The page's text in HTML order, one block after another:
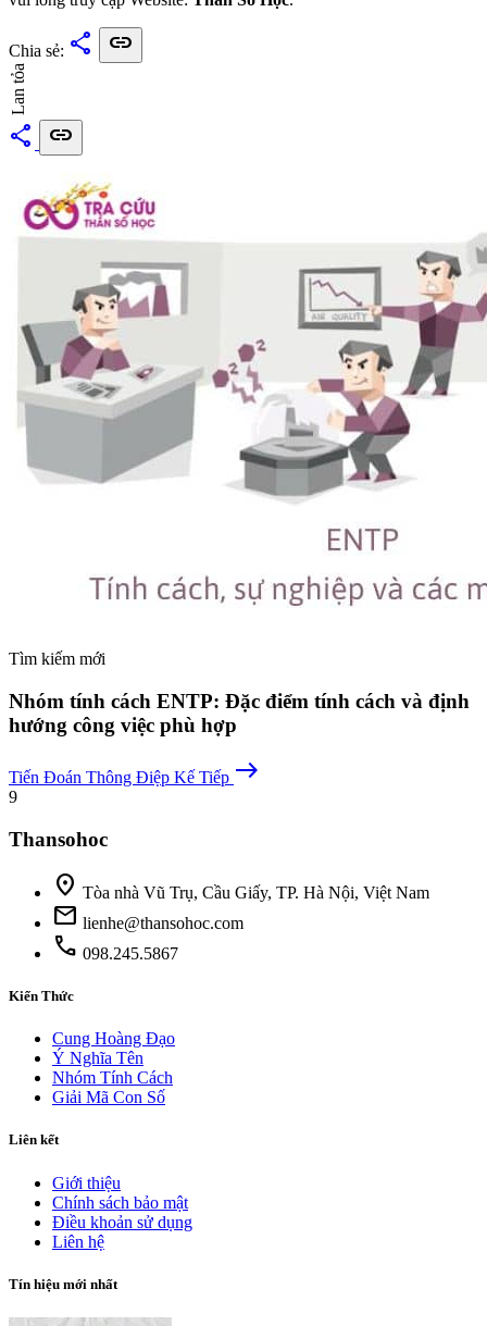
Chia sẻ: share link
Lan tỏa
share link
Tìm kiếm mới
Nhóm tính cách ENTP: Đặc điểm tính cách và định
hướng công việc phù hợp
Tiến Đoán Thông Điệp Kế Tiếp east
9
Thansohoc
location_on Tòa nhà Vũ Trụ, Cầu Giấy, TP. Hà Nội, Việt Nam
mail lienhe@thansohoc.com
phone 098.245.5867
Kiến Thức
Cung Hoàng Đạo
Ý Nghĩa Tên
Nhóm Tính Cách
Giải Mã Con Số
Liên kết
Giới thiệu
Chính sách bảo mật
Điều khoản sử dụng
Liên hệ
Tín hiệu mới nhất